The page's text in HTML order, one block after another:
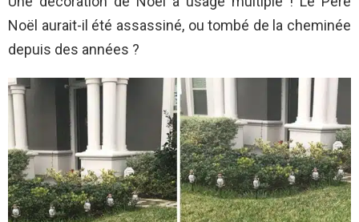
Noël aurait-il été assassiné, ou tombé de la cheminée
depuis des années ?